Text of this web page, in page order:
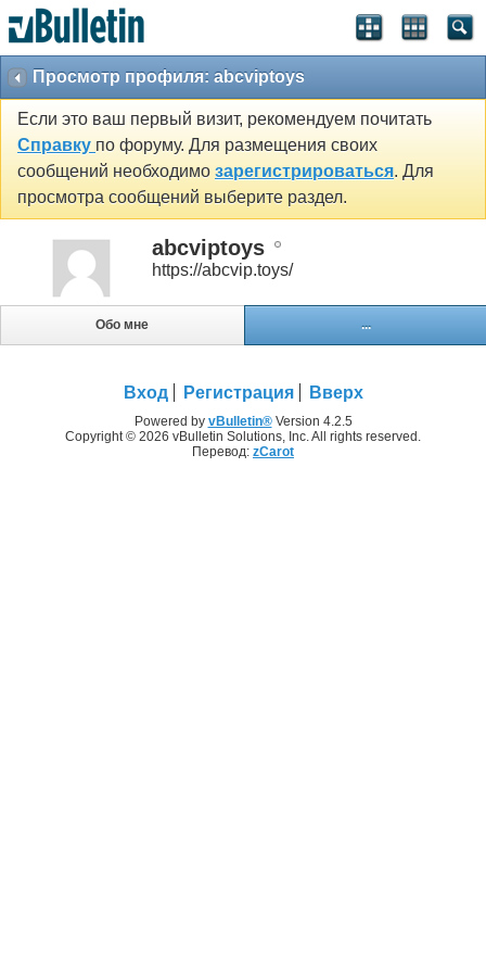
Просмотр профиля: abcviptoys
Если это ваш первый визит, рекомендуем почитать
Справку по форуму. Для размещения своих
сообщений необходимо зарегистрироваться. Для
просмотра сообщений выберите раздел.
abcviptoys
https://abcvip.toys/
Обо мне ...
Вход Регистрация Вверх
Powered by vBulletin®Version 4.2.5
Copyright © 2026 vBulletin Solutions, Inc. All rights reserved.
Перевод: zCarot